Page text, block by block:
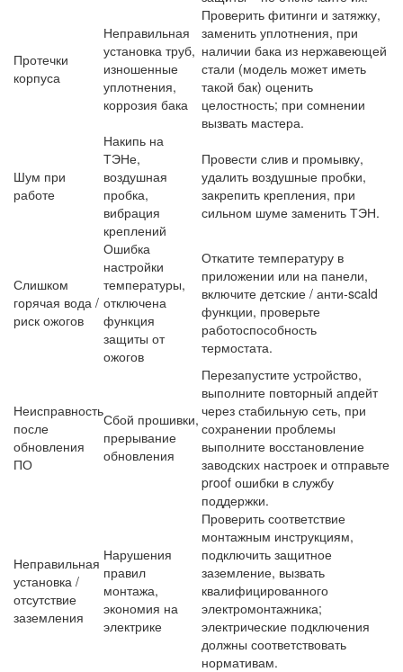
Протечки
корпуса
Неправильная
установка труб,
изношенные
уплотнения,
коррозия бака
Проверить фитинги и затяжку,
заменить уплотнения, при
наличии бака из нержавеющей
стали (модель может иметь
такой бак) оценить
целостность; при сомнении
вызвать мастера.
Шум при
работе
Накипь на
ТЭНе,
воздушная
пробка,
вибрация
креплений
Провести слив и промывку,
удалить воздушные пробки,
закрепить крепления, при
сильном шуме заменить ТЭН.
Слишком
горячая вода /
риск ожогов
Ошибка
настройки
температуры,
отключена
функция
защиты от
ожогов
Откатите температуру в
приложении или на панели,
включите детские / анти‑scald
функции, проверьте
работоспособность
термостата.
Неисправность
после
обновления
ПО
Сбой прошивки,
прерывание
обновления
Перезапустите устройство,
выполните повторный апдейт
через стабильную сеть, при
сохранении проблемы
выполните восстановление
заводских настроек и отправьте
proof ошибки в службу
поддержки.
Неправильная
установка /
отсутствие
заземления
Нарушения
правил
монтажа,
экономия на
электрике
Проверить соответствие
монтажным инструкциям,
подключить защитное
заземление, вызвать
квалифицированного
электромонтажника;
электрические подключения
должны соответствовать
нормативам.